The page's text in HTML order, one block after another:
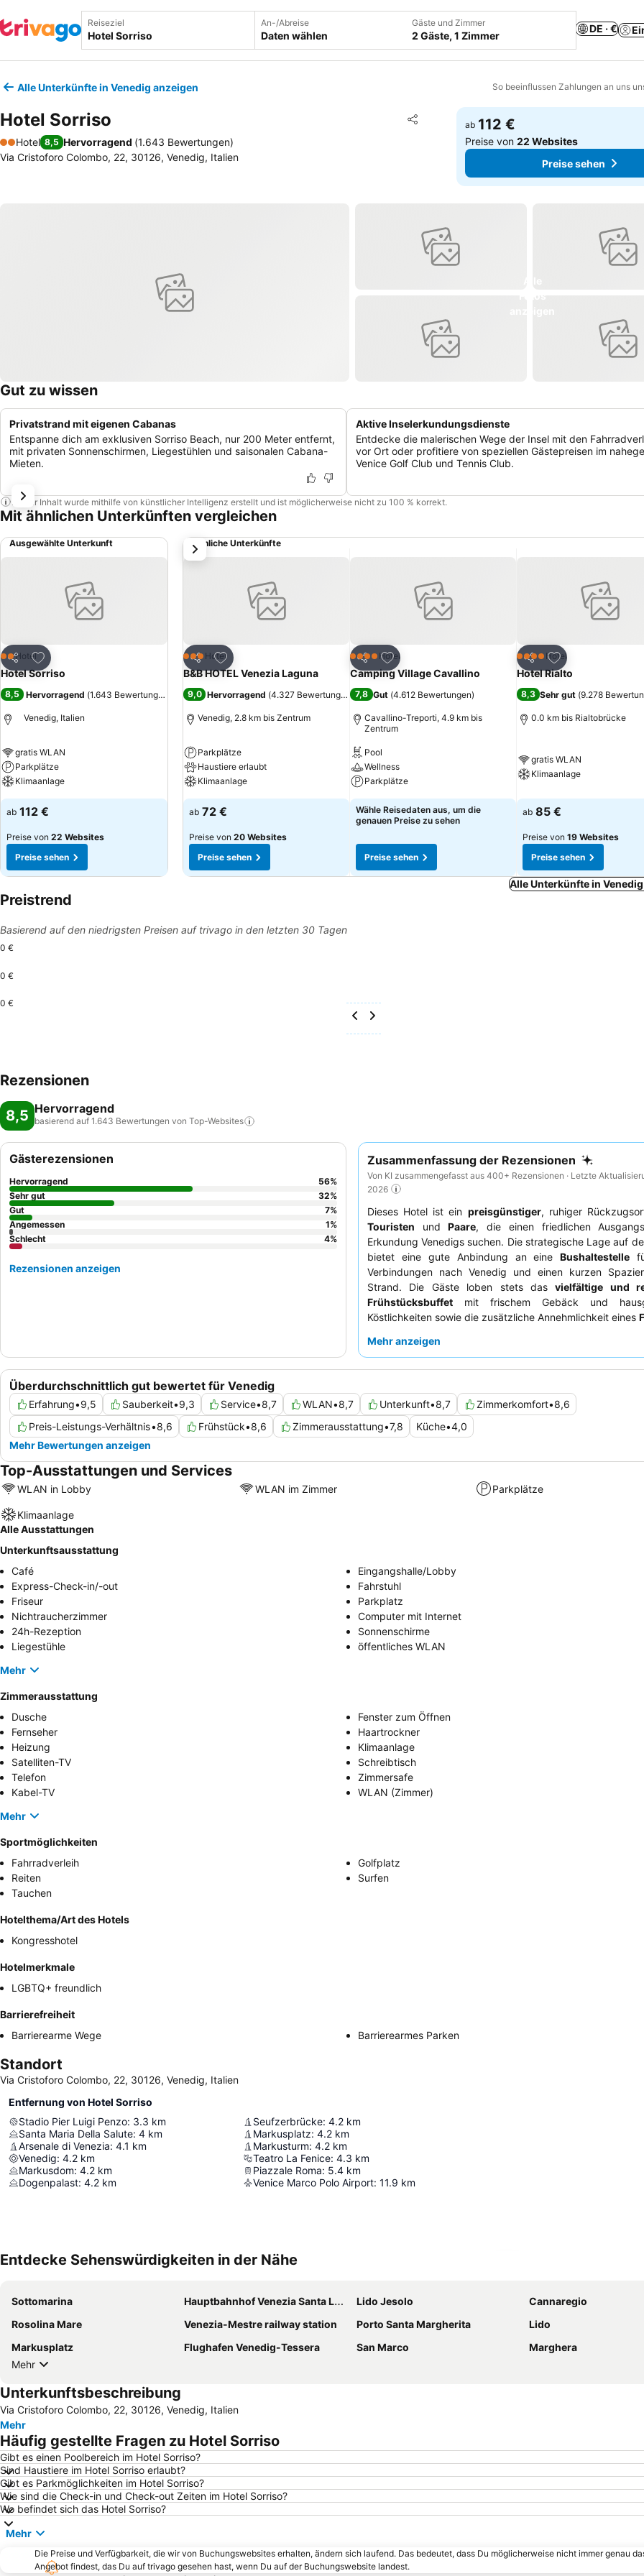
Reiseziel An-/Abreise
Daten wählen
Gäste und Zimmer
2 Gäste, 1 Zimmer
DE · €
Alle Unterkünfte in Venedig anzeigen So beeinflussen Zahlungen an uns
Hotel Sorriso Teilen
Zu Favoriten hinzufügen
2 Sterne
Hotel 8,5 Hervorragend (1.643 Bewertungen)
Via Cristoforo Colombo, 22, 30126, Venedig, Italien
ab 112 €
Preise von22 Websites
Preise sehen
Gut zu wissen
Privatstrand mit eigenen Cabanas
Entspanne dich am exklusiven Sorriso Beach, nur 200 Meter entfernt,
mit privaten Sonnenschirmen, Liegestühlen und saisonalen Cabana-
Mieten.
Aktive Inselerkundungsdienste
Entdecke die malerischen Wege der Insel mit den
vor Ort oder profitiere von speziellen Gästepreisen im
Venice Golf Club und Tennis Club.
Dieser Inhalt wurde mithilfe von künstlicher Intelligenz erstellt und ist möglicherweise nicht zu 100 % korrekt.
Mit ähnlichen Unterkünften vergleichen
Ausgewählte Unterkunft
Teilen
Zu Favoriten hinzufügen
2 Sterne
Hotel
Hotel Sorriso
8,5 Hervorragend (1.643 Bewertungen
Venedig, Italien
gratis WLAN
Parkplätze
Klimaanlage
ab 112 €
Preise von 22 Websites
Preise sehen
Ähnliche Unterkünfte
Teilen
Zu Favoriten hinzufügen
3 SterneHotel
B&B HOTEL Venezia Laguna
9,0 Hervorragend (4.327 Bewertungen)
Venedig, 2.8 km bis Zentrum
Parkplätze
Haustiere erlaubt
Klimaanlage
ab 72 €
Preise von 20 Websites
Preise sehen
Teilen
Zu Favoriten hinzufügen
4 SterneHotel
Camping Village Cavallino
7,8 Gut (4.612 Bewertungen)
Cavallino-Treporti, 4.9 km bis
Zentrum
Pool
Wellness
Parkplätze
Wähle Reisedaten aus, um die
genauen Preise zu sehen
Preise sehen
Teilen
Zu Favoriten
4 SterneHotel
Hotel Rialto
8,3 Sehr gut (9.278
0.0 km bis Rialtobrücke
gratis WLAN
Klimaanlage
ab 85 €
Preise von 19 Websites
Preise sehen
weiter
Alle Unterkünfte in
Preistrend
Basierend auf den niedrigsten Preisen auf trivago in den letzten 30 Tagen
0 €
0 €
0 €
Rezensionen
8,5 Hervorragend
basierend auf 1.643 Bewertungen von Top-Websites
Zusammenfassung der Rezensionen
Von KI zusammengefasst aus 400+ Rezensionen · Letzte
2026
Dieses Hotel ist ein preisgünstiger, ruhiger
Touristen undPaare, die einen friedlichen
Erkundung Venedigs suchen. Die strategische Lage auf
bietet eine gute Anbindung an eineBushaltestelle
Verbindungen nach Venedig und einen kurzen
Strand. Die Gäste loben stets dasvielfältige und
Frühstücksbuffet mit frischem Gebäck und
Köstlichkeiten sowie die zusätzliche Annehmlichkeit eines
außergewöhnliche Freundlichkeit und Hilfsbereitschaft
Mehr anzeigen
Überdurchschnittlich gut bewertet für Venedig
Erfahrung•9,5 Sauberkeit•9,3 Service•8,7 WLAN•8,7 Unterkunft•8,7 Zimmerkomfort•8,6
Preis-Leistungs-Verhältnis•8,6 Frühstück•8,6 Zimmerausstattung•7,8 Küche•4,0
Mehr Bewertungen anzeigen
Gästerezensionen
Hervorragend 56%
Sehr gut
32%
Gut
7%
Angemessen
1%
Schlecht
4%
Rezensionen anzeigen
Top-Ausstattungen und Services
WLAN in Lobby WLAN im Zimmer Parkplätze
Klimaanlage
Alle Ausstattungen
Unterkunftsausstattung
Café
Eingangshalle/Lobby
Express-Check-in/-out
Fahrstuhl
Friseur
Parkplatz
Nichtraucherzimmer
Computer mit Internet
24h-Rezeption
Sonnenschirme
Liegestühle
öffentliches WLAN
Mehr
Zimmerausstattung
Dusche
Fenster zum Öffnen
Fernseher
Haartrockner
Heizung
Klimaanlage
Satelliten-TV
Schreibtisch
Telefon
Zimmersafe
Kabel-TV
WLAN (Zimmer)
Mehr
Sportmöglichkeiten
Fahrradverleih
Golfplatz
Reiten
Surfen
Tauchen
Hotelthema/Art des Hotels
Kongresshotel
Hotelmerkmale
LGBTQ+ freundlich
Barrierefreiheit
Barrierearme Wege
Barrierearmes Parken
Standort
Via Cristoforo Colombo, 22, 30126, Venedig, Italien
Entfernung von Hotel Sorriso
Stadio Pier Luigi Penzo: 3.3 km
Santa Maria Della Salute: 4 km
Arsenale di Venezia: 4.1 km
Venedig: 4.2 km
Markusdom: 4.2 km
Dogenpalast: 4.2 km
Seufzerbrücke: 4.2 km
Markusplatz: 4.2 km
Markusturm: 4.2 km
Teatro La Fenice: 4.3 km
Piazzale Roma: 5.4 km
Venice Marco Polo Airport: 11.9 km
Entdecke Sehenswürdigkeiten in der Nähe
Sottomarina Hauptbahnhof Venezia Santa Lucia Lido Jesolo
Cannaregio
Rosolina Mare
Venezia-Mestre railway station Porto Santa Margherita
Lido
Markusplatz
Flughafen Venedig-Tessera San Marco
Marghera
Mehr
Unterkunftsbeschreibung
Via Cristoforo Colombo, 22, 30126, Venedig, Italien
Mehr
Häufig gestellte Fragen zu Hotel Sorriso
Gibt es einen Poolbereich im Hotel Sorriso?
Sind Haustiere im Hotel Sorriso erlaubt?
Gibt es Parkmöglichkeiten im Hotel Sorriso?
Wie sind die Check-in und Check-out Zeiten im Hotel Sorriso?
Wo befindet sich das Hotel Sorriso?
Mehr
Die Preise und Verfügbarkeit, die wir von Buchungswebsites erhalten, ändern sich laufend. Das bedeutet, dass Du möglicherweise nicht immer genau
Angebot findest, das Du auf trivago gesehen hast, wenn Du auf der Buchungswebsite landest.